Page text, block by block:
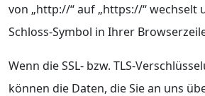
von „http://“ auf „https://“ wechselt
Schloss-Symbol in Ihrer
Wenn die SSL- bzw. TLS-
können die Daten, die Sie an uns